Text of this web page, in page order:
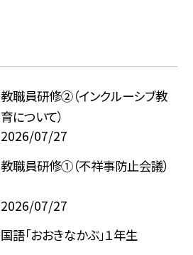
教職員研修②（インクルーシブ教
育について）
2026/07/27
教職員研修①（不祥事防止会議）
2026/07/27
国語「おおきなかぶ」１年生